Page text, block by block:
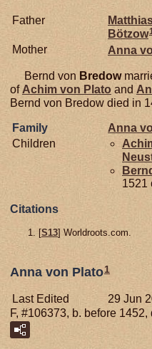
Father
Bötzow
Mother
Anna
Bernd von Bredow
ofAchim von Plato and
Bernd von Bredow died in
Family Anna
Children
1521
Citations
[S13] Worldroots.com.
Anna von Plato1
Last Edited
29 Jun
F, #106373, b. before 1452,